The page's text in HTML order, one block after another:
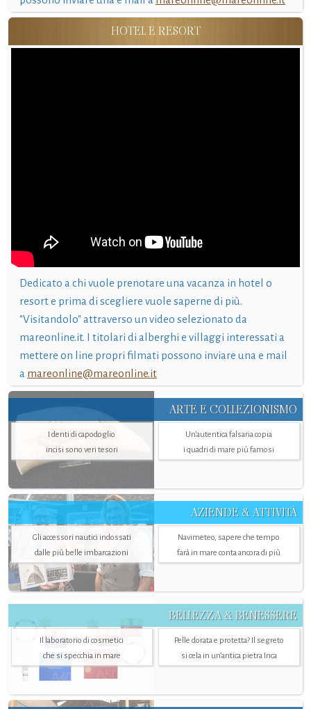
HOTEL E RESORT
Dedicato a chi vuole prenotare una vacanza in hotel o
resort e prima di scegliere vuole saperne di più.
"Visitandolo" attraverso un video selezionato da
mareonline.it. I titolari di alberghi e villaggi interessati a
mettere on line propri filmati possono inviare una e mail
a mareonline@mareonline.it
ARTE E COLLEZIONISMO
I denti di capodoglio
incisi sono veri tesori
Un’autentica falsaria copia
i quadri di mare più famosi
AZIENDE & ATTIVITÀ
Gli accessori nautici indossati
dalle più belle imbarcazioni
Navimeteo, sapere che tempo
farà in mare conta ancora di più
BELLEZZA & BENESSERE
Il laboratorio di cosmetici
che si specchia in mare
Pelle dorata e protetta? Il segreto
si cela in un’antica pietra Inca